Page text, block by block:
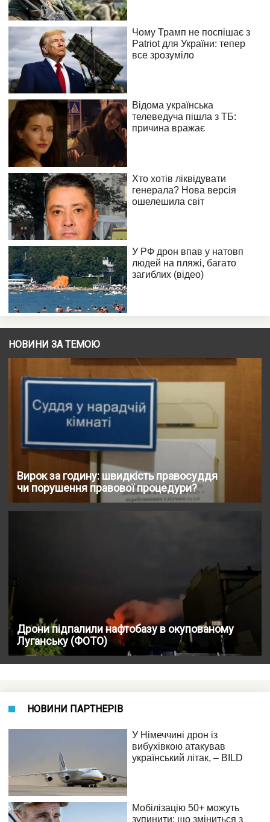
НОВИНИ ЗА ТЕМОЮ
Вирок за годину: швидкість правосуддя
чи порушення правової процедури?
Дрони підпалили нафтобазу в окупованому
Луганську (ФОТО)
НОВИНИ ПАРТНЕРІВ